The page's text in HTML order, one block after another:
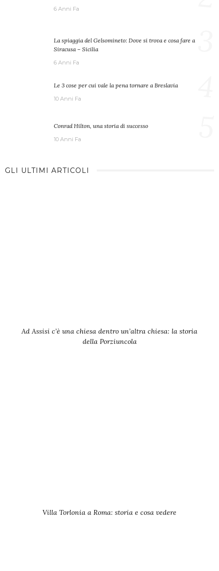
6 Anni Fa
La spiaggia del Gelsomineto: Dove si trova e cosa fare a
Siracusa – Sicilia
6 Anni Fa
Le 3 cose per cui vale la pena tornare a Breslavia
10 Anni Fa
Conrad Hilton, una storia di successo
10 Anni Fa
GLI ULTIMI ARTICOLI
Ad Assisi c’è una chiesa dentro un’altra chiesa: la storia
della Porziuncola
Villa Torlonia a Roma: storia e cosa vedere